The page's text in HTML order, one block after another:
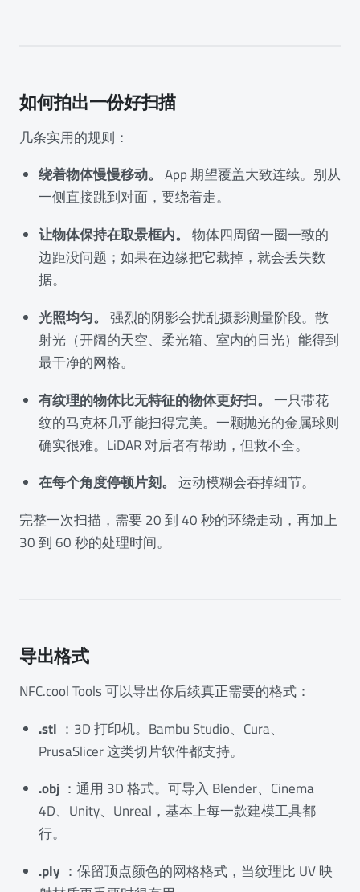
如何拍出一份好扫描
几条实用的规则：
绕着物体慢慢移动。 App 期望覆盖大致连续。别从
一侧直接跳到对面，要绕着走。
让物体保持在取景框内。 物体四周留一圈一致的
边距没问题；如果在边缘把它裁掉，就会丢失数
据。
光照均匀。 强烈的阴影会扰乱摄影测量阶段。散
射光（开阔的天空、柔光箱、室内的日光）能得到
最干净的网格。
有纹理的物体比无特征的物体更好扫。 一只带花
纹的马克杯几乎能扫得完美。一颗抛光的金属球则
确实很难。LiDAR 对后者有帮助，但救不全。
在每个角度停顿片刻。 运动模糊会吞掉细节。
完整一次扫描，需要 20 到 40 秒的环绕走动，再加上
30 到 60 秒的处理时间。
导出格式
NFC.cool Tools 可以导出你后续真正需要的格式：
.stl ：3D 打印机。Bambu Studio、Cura、
PrusaSlicer 这类切片软件都支持。
.obj ：通用 3D 格式。可导入 Blender、Cinema
4D、Unity、Unreal，基本上每一款建模工具都
行。
.ply ：保留顶点颜色的网格格式，当纹理比 UV 映